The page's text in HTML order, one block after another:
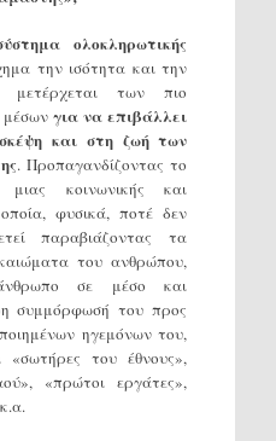
ολοκληρωτικής
την ισότητα και την
μετέρχεται των πιο
μέσωνγια να επιβάλλει
και στη ζωή των
. Προπαγανδίζοντας το
κοινωνικής και
φυσικά, ποτέ δεν
παραβιάζοντας τα
του ανθρώπου,
σε μέσο και
συμμόρφωσή του προς
ηγεμόνων του,
«σωτήρες του έθνους»,
«πρώτοι εργάτες»,